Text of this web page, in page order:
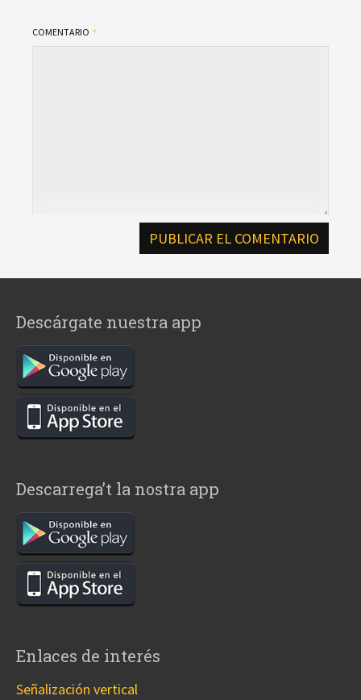
COMENTARIO
Descárgate nuestra app
Descarrega’t la nostra app
Enlaces de interés
Señalización vertical